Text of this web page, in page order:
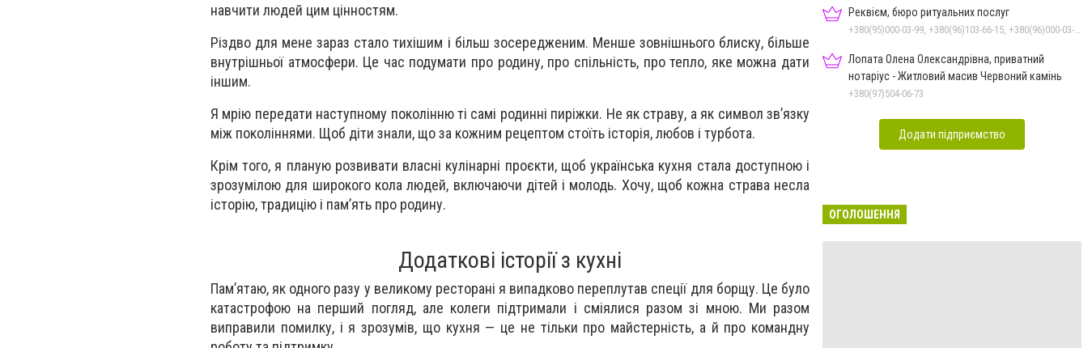
навчити людей цим цінностям.
Різдво для мене зараз стало тихішим і більш зосередженим. Менше зовнішнього блиску, більше
внутрішньої атмосфери. Це час подумати про родину, про спільність, про тепло, яке можна дати
іншим.
Я мрію передати наступному поколінню ті самі родинні пиріжки. Не як страву, а як символ зв’язку
між поколіннями. Щоб діти знали, що за кожним рецептом стоїть історія, любов і турбота.
Крім того, я планую розвивати власні кулінарні проєкти, щоб українська кухня стала доступною і
зрозумілою для широкого кола людей, включаючи дітей і молодь. Хочу, щоб кожна страва несла
історію, традицію і пам’ять про родину.
Додаткові історії з кухні
Пам’ятаю, як одного разу у великому ресторані я випадково переплутав спеції для борщу. Це було
катастрофою на перший погляд, але колеги підтримали і сміялися разом зі мною. Ми разом
виправили помилку, і я зрозумів, що кухня — це не тільки про майстерність, а й про командну
Реквієм, бюро ритуальних послуг
Лопата Олена Олександрівна, приватний
нотаріус - Житловий масив Червоний камінь
+380(97)504-06-73
Додати підприємство
ОГОЛОШЕННЯ